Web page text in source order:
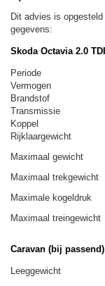
Dit advies is opgesteld
gegevens:
Skoda Octavia 2.0 TDI
Periode
Vermogen
Brandstof
Transmissie
Koppel
Rijklaargewicht
Maximaal gewicht
Maximaal trekgewicht
Maximale kogeldruk
Maximaal treingewicht
Caravan (bij passend)
Leeggewicht